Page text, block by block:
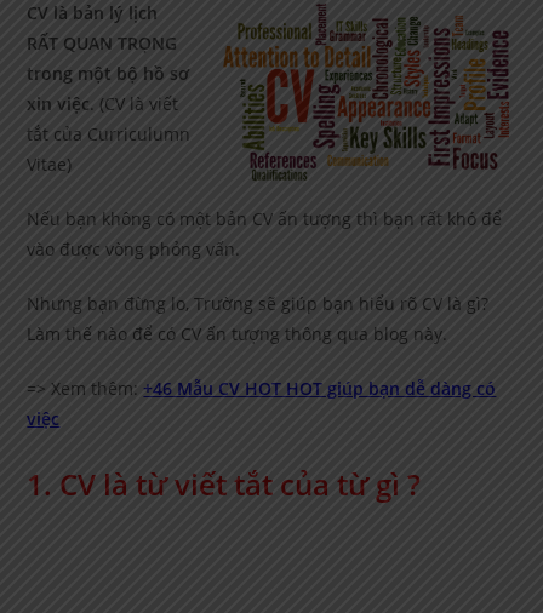
CV là bản lý lịch
RẤT QUAN TRỌNG
trong một bộ hồ sơ
xin việc. (CV là viết
tắt của Curriculumn
Vitae)
Nếu bạn không có một bản CV ấn tượng thì bạn rất khó để
vào được vòng phỏng vấn.
Nhưng bạn đừng lo, Trường sẽ giúp bạn hiểu rõ CV là gì?
Làm thế nào để có CV ấn tượng thông qua blog này.
=> Xem thêm:+46 Mẫu CV HOT HOT giúp bạn dễ dàng có
việc
1. CV là từ viết tắt của từ gì ?